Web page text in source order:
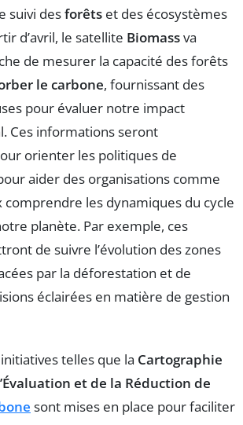
suivi desforêts et des écosystèmes
d’avril, le satellite Biomassva
de mesurer la capacité des forêts
le carbone, fournissant des
pour évaluer notre impact
Ces informations seront
orienter les politiques de
aider des organisations comme
comprendre les dynamiques du cycle
planète. Par exemple, ces
de suivre l’évolution des zones
par la déforestation et de
éclairées en matière de gestion
telles que la Cartographie
et de la Réduction de
sont mises en place pour faciliter